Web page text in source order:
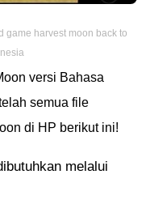
game harvest moon back to
versi Bahasa
semua file
di HP berikut ini!
melalui